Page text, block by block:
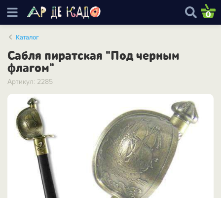
0
Каталог
Сабля пиратская "Под черным
флагом"
Артикул: 2285